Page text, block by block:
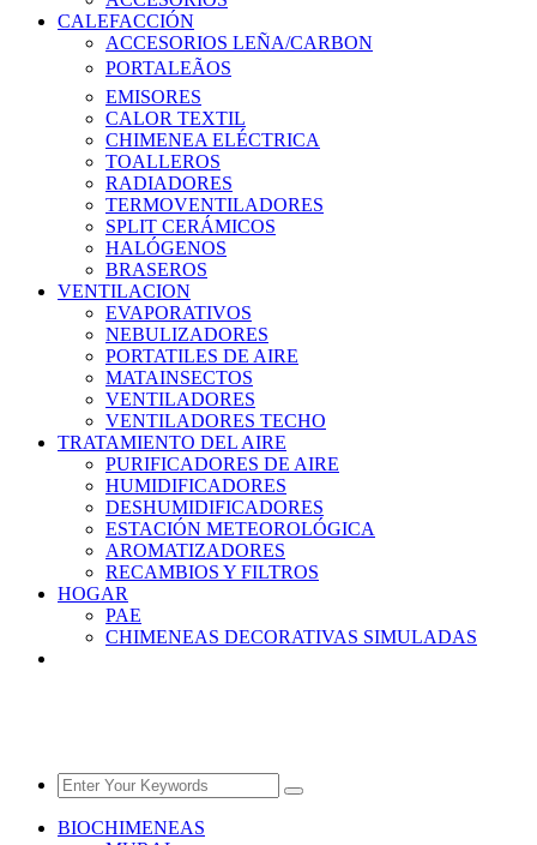
CALEFACCIÓN
ACCESORIOS LEÑA/CARBON
PORTALEÃOS
EMISORES
CALOR TEXTIL
CHIMENEA ELÉCTRICA
TOALLEROS
RADIADORES
TERMOVENTILADORES
SPLIT CERÁMICOS
HALÓGENOS
BRASEROS
VENTILACION
EVAPORATIVOS
NEBULIZADORES
PORTATILES DE AIRE
MATAINSECTOS
VENTILADORES
VENTILADORES TECHO
TRATAMIENTO DEL AIRE
PURIFICADORES DE AIRE
HUMIDIFICADORES
DESHUMIDIFICADORES
ESTACIÓN METEOROLÓGICA
AROMATIZADORES
RECAMBIOS Y FILTROS
HOGAR
PAE
CHIMENEAS DECORATIVAS SIMULADAS
BIOCHIMENEAS